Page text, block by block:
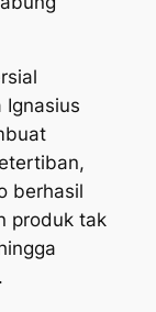
Ignasius
berhasil
produk tak